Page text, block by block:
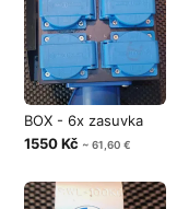
BOX - 6x zasuvka
1550 Kč ~ 61,60 €